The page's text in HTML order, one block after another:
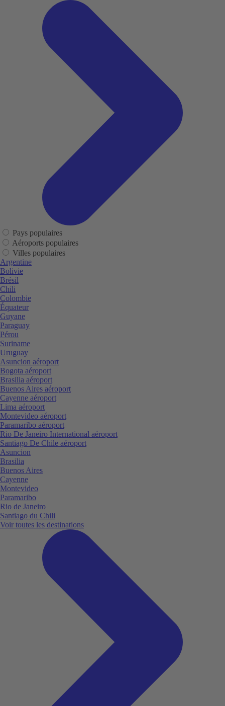
Pays populaires
Aéroports populaires
Villes populaires
Argentine
Bolivie
Brésil
Chili
Colombie
Équateur
Guyane
Paraguay
Pérou
Suriname
Uruguay
Asuncion aéroport
Bogota aéroport
Brasilia aéroport
Buenos Aires aéroport
Cayenne aéroport
Lima aéroport
Montevideo aéroport
Paramaribo aéroport
Rio De Janeiro International aéroport
Santiago De Chile aéroport
Asuncion
Brasilia
Buenos Aires
Cayenne
Montevideo
Paramaribo
Rio de Janeiro
Santiago du Chili
Voir toutes les destinations